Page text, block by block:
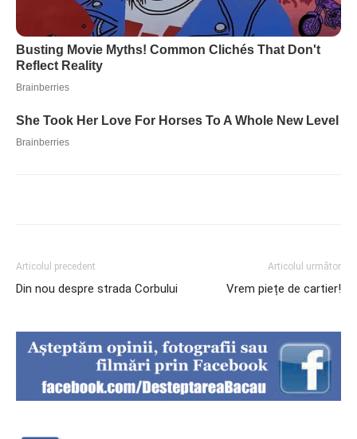
Articolul precedent
Din nou despre strada Corbului
Articolul următor
Vrem piețe de cartier!